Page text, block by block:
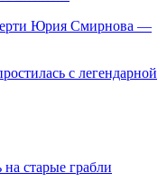
Юрия Смирнова —
с легендарной
старые грабли